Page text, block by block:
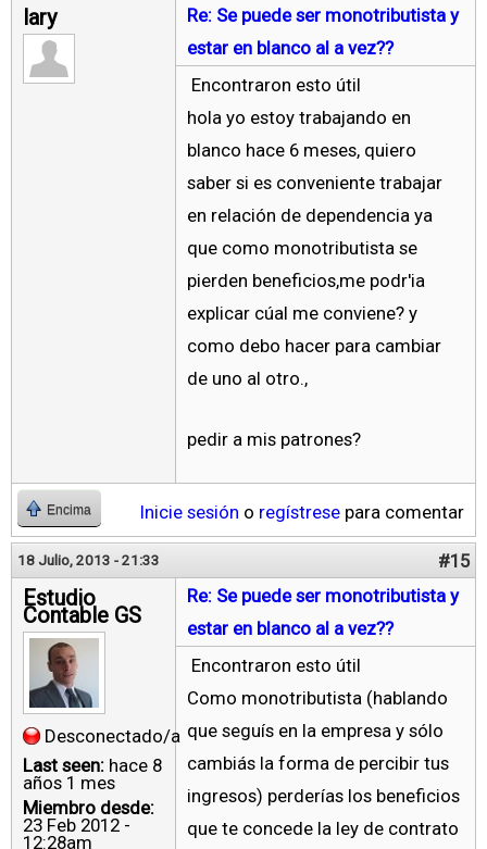
lary
Re: Se puede ser monotributista y
estar en blanco al a vez??
Encontraron esto útil
hola yo estoy trabajando en
blanco hace 6 meses, quiero
saber si es conveniente trabajar
en relación de dependencia ya
que como monotributista se
pierden beneficios,me podr'ia
explicar cúal me conviene? y
como debo hacer para cambiar
de uno al otro.,
pedir a mis patrones?
Encima Inicie sesión o regístrese para comentar
18 Julio, 2013 - 21:33 #15
Estudio
Contable GS
Desconectado/a
Last seen: hace 8
años 1 mes
Miembro desde:
23 Feb 2012 -
12:28am
Re: Se puede ser monotributista y
estar en blanco al a vez??
Encontraron esto útil
Como monotributista (hablando
que seguís en la empresa y sólo
cambiás la forma de percibir tus
ingresos) perderías los beneficios
que te concede la ley de contrato